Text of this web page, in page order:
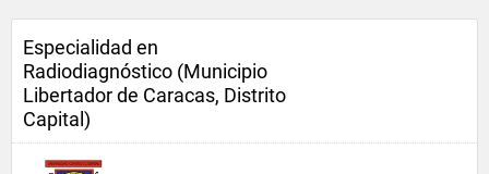
Especialidad en
Radiodiagnóstico (Municipio
Libertador de Caracas, Distrito
Capital)